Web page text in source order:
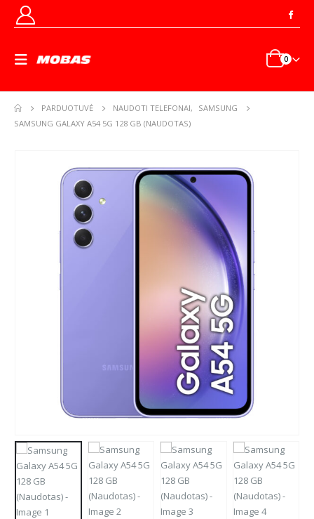
0
PARDUOTUVĖ NAUDOTI TELEFONAI,
SAMSUNG
SAMSUNG GALAXY A54 5G 128 GB (NAUDOTAS)